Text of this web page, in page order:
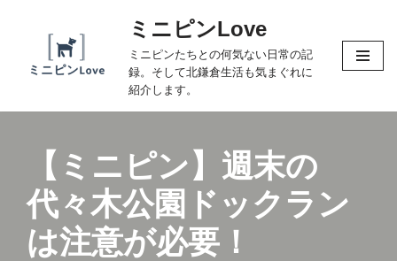
ン
ミニピンLove
ミニピンたちとの何気ない日常の記
録。そして北鎌倉生活も気まぐれに
紹介します。
【ミニピン】週末の
代々木公園ドックラン
は注意が必要！